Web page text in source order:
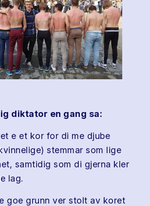
diktator en gang sa:
e et kor for di me djube
stemmar som lige
samtidig som di gjerna kler
lag.
goe grunn ver stolt av koret